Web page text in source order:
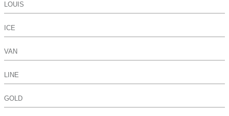
LOUIS
ICE
VAN
LINE
GOLD